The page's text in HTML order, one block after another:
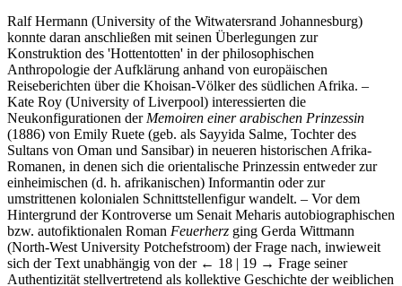
Ralf Hermann (University of the Witwatersrand Johannesburg)
konnte daran anschließen mit seinen Überlegungen zur
Konstruktion des 'Hottentotten' in der philosophischen
Anthropologie der Aufklärung anhand von europäischen
Reiseberichten über die Khoisan-Völker des südlichen Afrika. –
Kate Roy (University of Liverpool) interessierten die
Neukonfigurationen der Memoiren einer arabischen Prinzessin
(1886) von Emily Ruete (geb. als Sayyida Salme, Tochter des
Sultans von Oman und Sansibar) in neueren historischen Afrika-
Romanen, in denen sich die orientalische Prinzessin entweder zur
einheimischen (d. h. afrikanischen) Informantin oder zur
umstrittenen kolonialen Schnittstellenfigur wandelt. – Vor dem
Hintergrund der Kontroverse um Senait Meharis autobiographischen
bzw. autofiktionalen Roman Feuerherz ging Gerda Wittmann
(North-West University Potchefstroom) der Frage nach, inwieweit
sich der Text unabhängig von der ← 18 | 19 → Frage seiner
Authentizität stellvertretend als kollektive Geschichte der weiblichen